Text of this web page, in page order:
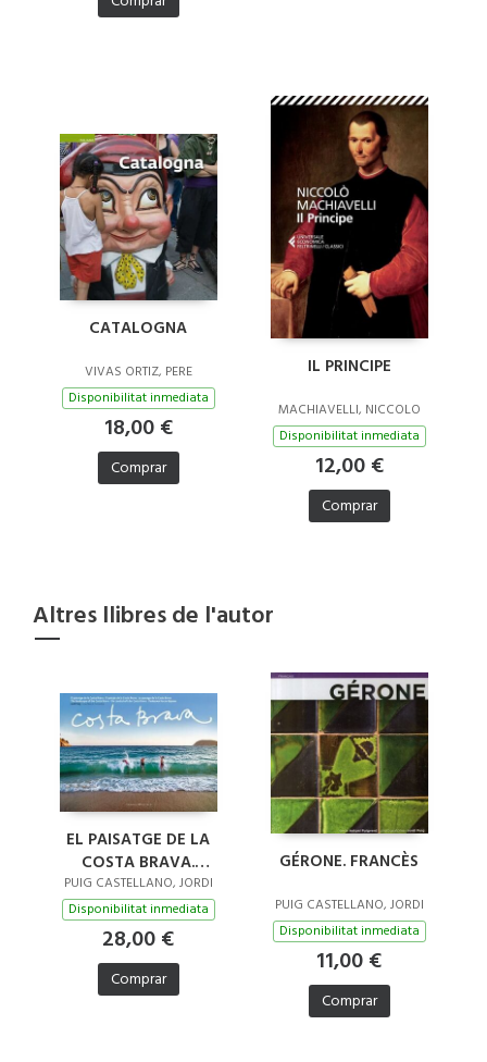
CATALOGNA
VIVAS ORTIZ, PERE
Disponibilitat inmediata
18,00 €
Comprar
IL PRINCIPE
MACHIAVELLI, NICCOLO
Disponibilitat inmediata
12,00 €
Comprar
Altres llibres de l'autor
EL PAISATGE DE LA
COSTA BRAVA.
COSTA BRAVA
PUIG CASTELLANO, JORDI
Disponibilitat inmediata
28,00 €
Comprar
GÉRONE. FRANCÈS
PUIG CASTELLANO, JORDI
Disponibilitat inmediata
11,00 €
Comprar